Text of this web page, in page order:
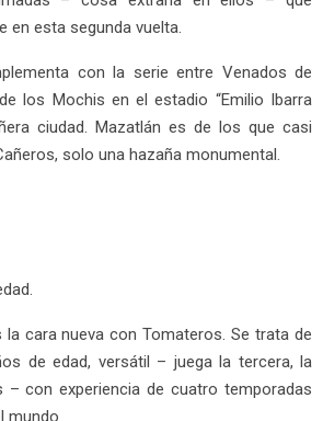
en esta segunda vuelta.
con la serie entre Venados de
los Mochis en el estadio “Emilio Ibarra
ciudad. Mazatlán es de los que casi
solo una hazaña monumental.
la cara nueva con Tomateros. Se trata de
de edad, versátil – juega la tercera, la
– con experiencia de cuatro temporadas
mundo.